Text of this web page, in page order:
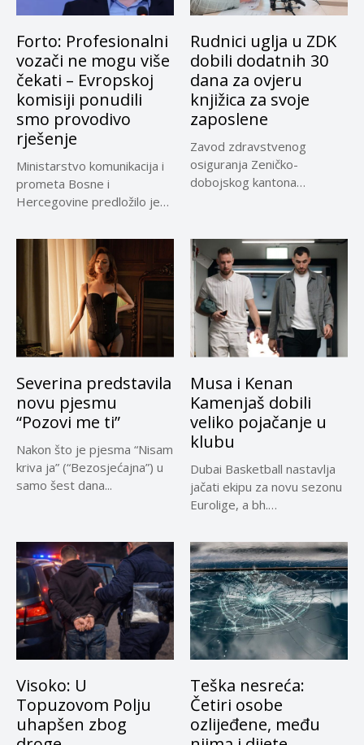
Forto: Profesionalni
vozači ne mogu više
čekati – Evropskoj
komisiji ponudili
smo provodivo
rješenje
Ministarstvo komunikacija i
prometa Bosne i
Hercegovine predložilo je
privremeno...
Rudnici uglja u ZDK
dobili dodatnih 30
dana za ovjeru
knjižica za svoje
zaposlene
Zavod zdravstvenog
osiguranja Zeničko-
dobojskog kantona
Severina predstavila
novu pjesmu
“Pozovi me ti”
Nakon što je pjesma “Nisam
kriva ja” (“Bezosjećajna”) u
samo šest dana...
Musa i Kenan
Kamenjaš dobili
veliko pojačanje u
klubu
Dubai Basketball nastavlja
jačati ekipu za novu sezonu
Eurolige, a bh.
Visoko: U
Topuzovom Polju
uhapšen zbog
Teška nesreća:
Četiri osobe
ozlijeđene, među